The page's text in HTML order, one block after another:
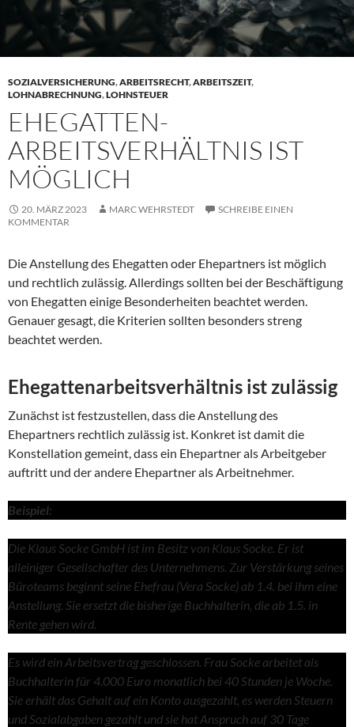
SOZIALVERSICHERUNG,ARBEITSRECHT,ARBEITSZEIT,
LOHNABRECHNUNG,LOHNSTEUER
EHEGATTEN-
ARBEITSVERHÄLTNIS IST
MÖGLICH
20. MÄRZ 2023 MARC WEHRSTEDT
SCHREIBE EINEN
KOMMENTAR
Die Anstellung des Ehegatten oder Ehepartners ist möglich
und rechtlich zulässig. Allerdings sollten bei der Beschäftigung
von Ehegatten einige Besonderheiten beachtet werden.
Genauer gesagt, die Kriterien sollten besonders streng
beachtet werden.
Ehegattenarbeitsverhältnis ist zulässig
Zunächst ist festzustellen, dass die Anstellung des
Ehepartners rechtlich zulässig ist. Konkret ist damit die
Konstellation gemeint, dass ein Ehepartner als Arbeitgeber
auftritt und der andere Ehepartner als Arbeitnehmer.
Beispiel:
Die Klaus Socke GmbH ist im Besitz von Klaus Socke. Er ist
alleiniger Gesellschafter des Unternehmens. Zur Verstärkung seines
Büroteams beginnt seine Ehefrau (Vera Socke) ab 1.4. bei ihm eine
Anstellung. Sie ersetzt die bisherige Buchhalterin, die ab 1.5. in
Rente gehen wird.
Es wird ein Arbeitsvertrag geschlossen. Frau Socke arbeitet als
Buchhalterin für 4.000 Euro monatlich bei 40 Stunden je Woche.
Sie erhält das Gehalt auf ein Konto ausgezahlt, es werden Steuern
und Sozialabgaben gezahlt und sie hat Anspruch auf 30 Tage